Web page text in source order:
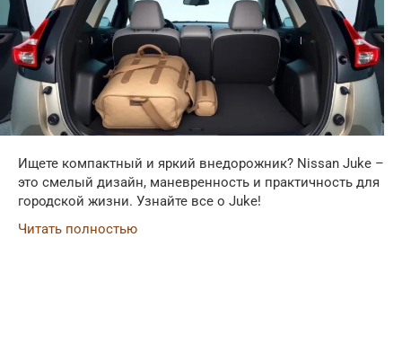
Ищете компактный и яркий внедорожник? Nissan Juke –
это смелый дизайн, маневренность и практичность для
городской жизни. Узнайте все о Juke!
Читать полностью